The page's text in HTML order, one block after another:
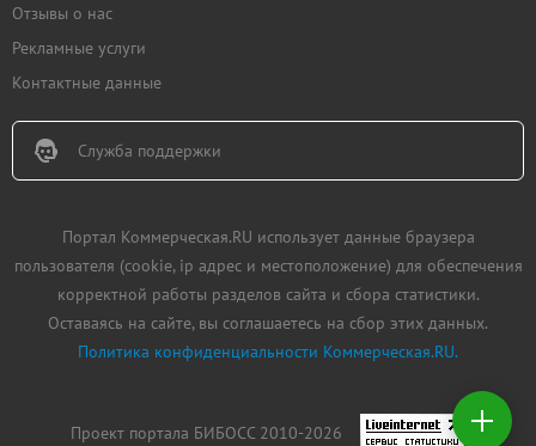
Добавить
Создать
Отзывы о нас
Рекламные услуги
Контактные данные
Служба поддержки
Портал Коммерческая.RU использует данные браузера
пользователя (cookie, ip адрес и местоположение) для обеспечения
корректной работы разделов сайта и сбора статистики.
Оставаясь на сайте, вы соглашаетесь на сбор этих данных.
Политика конфиденциальности Коммерческая.RU.
Проект портала БИБОСС 2010-2026